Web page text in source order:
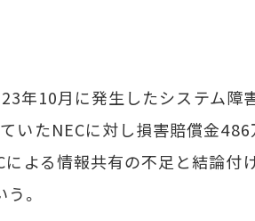
年10月に発生したシステム障
いたNECに対し損害賠償金
による情報共有の不足と結論付
。